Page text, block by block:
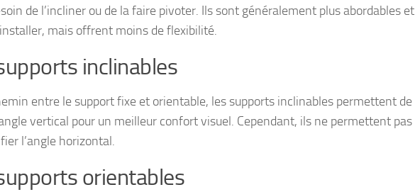
de l’incliner ou de la faire pivoter. Ils sont généralement plus abordables et
mais offrent moins de flexibilité.
inclinables
entre le support fixe et orientable, les supports inclinables permettent de
vertical pour un meilleur confort visuel. Cependant, ils ne permettent pas
l’angle horizontal.
orientables